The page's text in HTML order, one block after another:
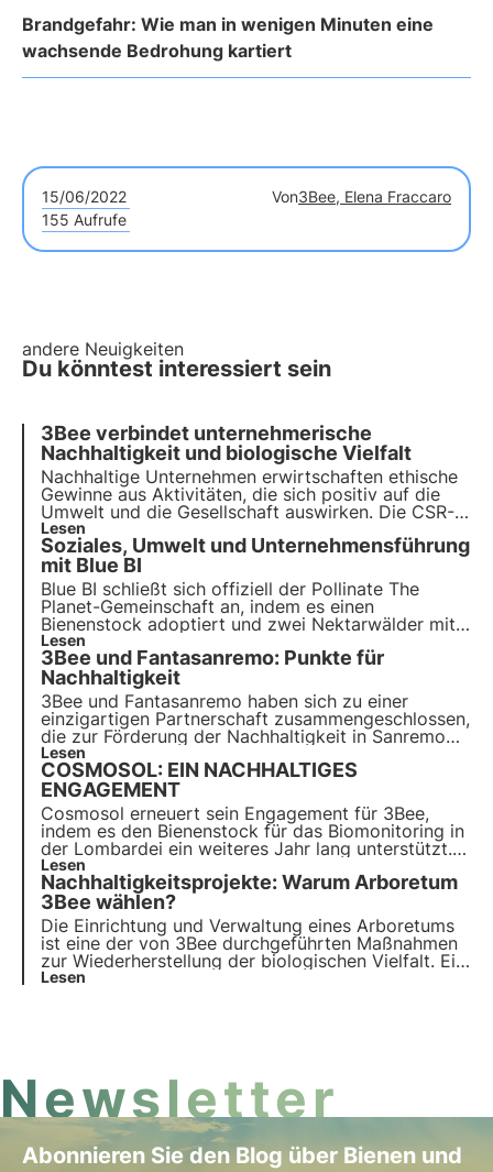
Brandgefahr: Wie man in wenigen Minuten eine
wachsende Bedrohung kartiert
15/06/2022 Von3Bee, Elena Fraccaro
155 Aufrufe
andere Neuigkeiten
Du könntest interessiert sein
3Bee verbindet unternehmerische
Nachhaltigkeit und biologische Vielfalt
Nachhaltige Unternehmen erwirtschaften ethische
Gewinne aus Aktivitäten, die sich positiv auf die
Umwelt und die Gesellschaft auswirken. Die CSR-
Projekte von 3Bee regenerieren die Artenvielfalt.
Finden Sie heraus, wie Sie (mehr) nachhaltig sein
können und wie Sie die biologische Vielfalt durch
die Einbeziehung Ihrer Mitarbeiter schützen
können.
Lesen
Soziales, Umwelt und Unternehmensführung
mit Blue BI
Blue BI schließt sich offiziell der Pollinate The
Planet-Gemeinschaft an, indem es einen
Bienenstock adoptiert und zwei Nektarwälder mit
bis zu 200 Honigbäumen anpflanzt. Dies ist ein
konkretes Beispiel für unternehmerische
Nachhaltigkeit und die Regeneration der
biologischen Vielfalt.
Lesen
3Bee und Fantasanremo: Punkte für
Nachhaltigkeit
3Bee und Fantasanremo haben sich zu einer
einzigartigen Partnerschaft zusammengeschlossen,
die zur Förderung der Nachhaltigkeit in Sanremo
beitragen wird. Die Zusammenarbeit wurde ins
Leben gerufen, um die Punkte zu analysieren und
zu unterstützen, die für echte ökologische
Nachhaltigkeitsmaßnahmen vergeben werden.
3Bee wird das kritische Auge der Nachhaltigkeit
sein.
Lesen
COSMOSOL: EIN NACHHALTIGES
ENGAGEMENT
Cosmosol erneuert sein Engagement für 3Bee,
indem es den Bienenstock für das Biomonitoring in
der Lombardei ein weiteres Jahr lang unterstützt.
Cosmosol ist ein konkretes Beispiel für
unternehmerische Nachhaltigkeit und
Unterstützung für das Gebiet. Die Worte von
Federica Naso, Leiterin der Abteilung
Nachhaltigkeit und Innovation.
Lesen
Nachhaltigkeitsprojekte: Warum Arboretum
3Bee wählen?
Die Einrichtung und Verwaltung eines Arboretums
ist eine der von 3Bee durchgeführten Maßnahmen
zur Wiederherstellung der biologischen Vielfalt. Ein
Nachhaltigkeitsprojekt des Unternehmens, das mit
Lesen
Newsletter
Abonnieren Sie den Blog über Bienen und